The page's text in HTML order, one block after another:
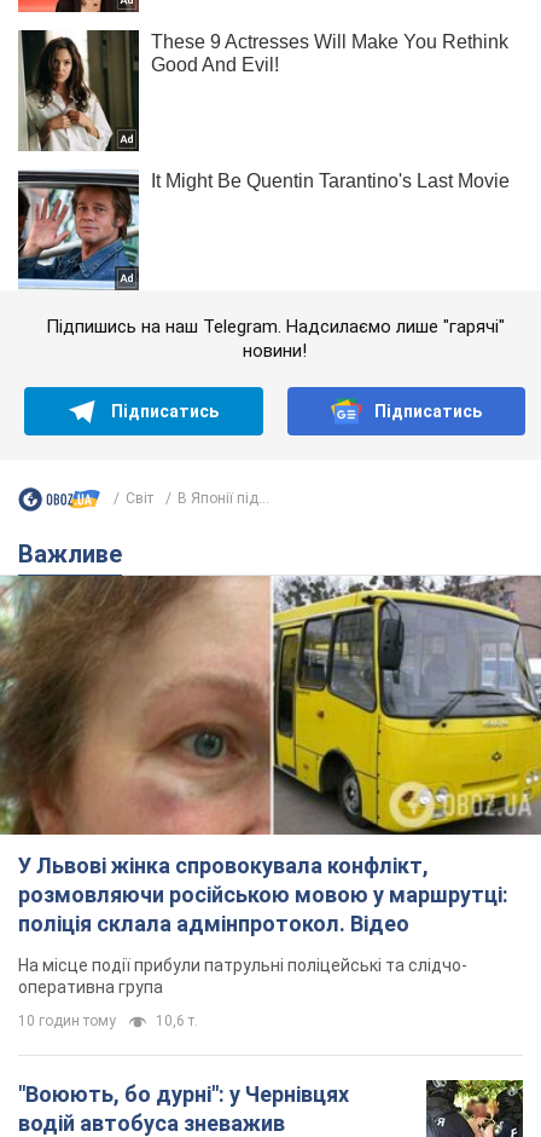
Підпишись на наш Telegram. Надсилаємо лише "гарячі"
новини!
Підписатись Підписатись
Світ В Японії під...
Важливе
У Львові жінка спровокувала конфлікт,
розмовляючи російською мовою у маршрутці:
поліція склала адмінпротокол. Відео
На місце події прибули патрульні поліцейські та слідчо-
оперативна група
10 годин тому 10,6 т.
"Воюють, бо дурні": у Чернівцях
водій автобуса зневажив